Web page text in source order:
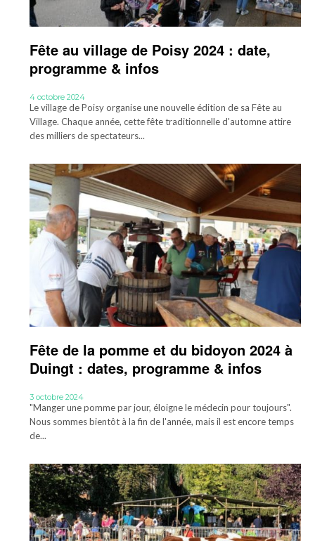
Fête au village de Poisy 2024 : date,
programme & infos
4 octobre 2024
Le village de Poisy organise une nouvelle édition de sa Fête au
Village. Chaque année, cette fête traditionnelle d'automne attire
des milliers de spectateurs...
Fête de la pomme et du bidoyon 2024 à
Duingt : dates, programme & infos
3 octobre 2024
"Manger une pomme par jour, éloigne le médecin pour toujours".
Nous sommes bientôt à la fin de l'année, mais il est encore temps
de...